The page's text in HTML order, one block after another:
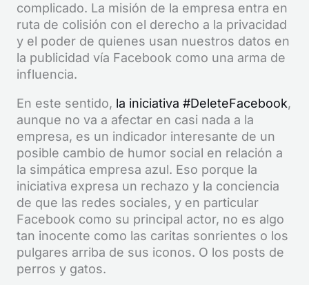
complicado. La misión de la empresa entra en
ruta de colisión con el derecho a la privacidad
y el poder de quienes usan nuestros datos en
la publicidad vía Facebook como una arma de
influencia.
En este sentido, la iniciativa #DeleteFacebook,
aunque no va a afectar en casi nada a la
empresa, es un indicador interesante de un
posible cambio de humor social en relación a
la simpática empresa azul. Eso porque la
iniciativa expresa un rechazo y la conciencia
de que las redes sociales, y en particular
Facebook como su principal actor, no es algo
tan inocente como las caritas sonrientes o los
pulgares arriba de sus iconos. O los posts de
perros y gatos.